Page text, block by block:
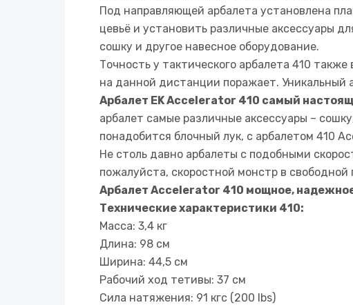
Под направляющей арбалета установлена
цевьё и установить различные аксессуары
сошку и другое навесное оборудование.
Точность у тактического арбалета 410
на данной дистанции поражает. Уникальный
Арбалет EK Accelerator 410 самый
арбалет самые различные аксессуары –
понадобится блочный лук, с арбалетом 410
Не столь давно арбалеты с подобными
пожалуйста, скоростной монстр в
Арбалет Accelerator 410 мощное,
Технические характеристики 410:
Масса: 3,4 кг
Длина: 98 см
Ширина: 44,5 см
Рабочий ход тетивы: 37 см
Сила натяжения: 91 кгс (200 lbs)